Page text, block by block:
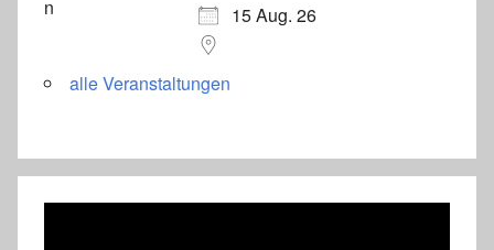
15 Aug. 26
alle Veranstaltungen